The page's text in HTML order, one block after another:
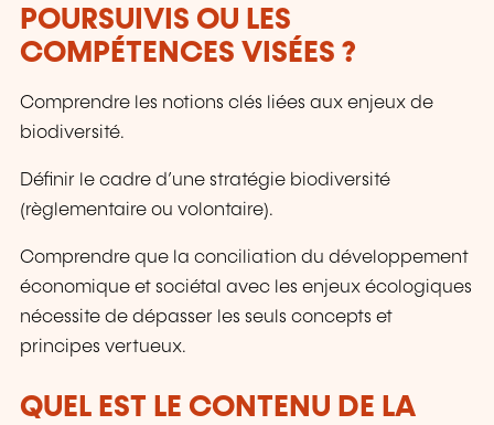
POURSUIVIS OU LES
COMPÉTENCES VISÉES ?
Comprendre les notions clés liées aux enjeux de
biodiversité.
Définir le cadre d’une stratégie biodiversité
(règlementaire ou volontaire).
Comprendre que la conciliation du développement
économique et sociétal avec les enjeux écologiques
nécessite de dépasser les seuls concepts et
principes vertueux.
QUEL EST LE CONTENU DE LA